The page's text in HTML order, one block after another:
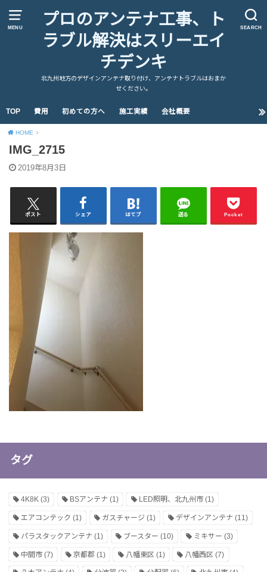
MENU SEARCH
プロのアンテナ工事、ト
ラブル解決はスリーエイ
チデンキ
北九州地方のデザインアンテナ取り付け、アンテナトラブルはおまか
せください。
TOP 費用 初めての方へ 施工実績 会社概要
HOME
IMG_2715
2019年8月3日
ポスト シェア はてブ 送る Pocket
タグ
4K8K (3) BSアンテナ(1) LED照明、北九州市(1)
エアコンテック (1) ガスチャージ (1) デザインアンテナ(11)
パラスタックアンテナ (1) ブースター (10) ミキサー (3)
中間市 (7) 京都郡 (1) 八幡東区 (1) 八幡西区 (7)